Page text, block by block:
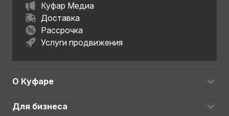
Куфар Медиа
Доставка
Рассрочка
Услуги продвижения
О Куфаре
Для бизнеса